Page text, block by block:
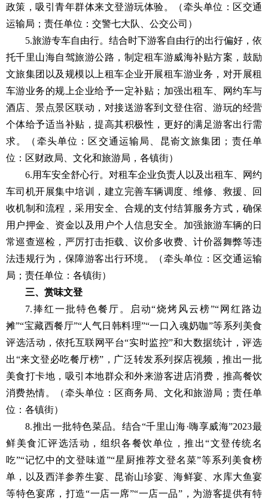
政策，吸引青年群体来文登游玩体验。（牵头单位：区交通
运输局；责任单位：交警七大队、公交公司）
5.旅游专车自由行。结合时下游客自由行的出行偏好，依
托千里山海自驾旅游公路，制定租车游威海补贴方案，鼓励
文旅集团以及规模以上租车企业开展租车游业务，对开展租
车游业务的规上企业给予一定补贴；加强出租车、网约车与
酒店、景点景区联动，对接送游客到文登住宿、游玩的经营
个体给予适当补贴，提高其积极性，更好的满足游客出行需
求。（牵头单位：区交通运输局、昆嵛文旅集团；责任单
位：区财政局、文化和旅游局，各镇街）
6.用车安全舒心行。对租车企业负责人以及出租车、网约
车司机开展集中培训，建立完善车辆调度、维修、救援、回
收机制和流程，采用安全、合规的支付结算服务方式，确保
用户押金、资金以及用户个人信息安全。加强旅游车辆的日
常巡查巡检，严厉打击拒载、议价多收费、计价器舞弊等违
法违规行为，保障游客出行环境。（牵头单位：区交通运输
局；责任单位：各镇街）
三、赏味文登
7.捧红一批特色餐厅。启动“烧烤风云榜”“网红路边
摊”“宝藏西餐厅”“人气日韩料理”“一口入魂奶咖”等系列美食
评选活动，依托互联网平台“实时监控”和大数据统计，评选
出“来文登必吃餐厅榜”，广泛转发系列探店视频，推出一批
美食打卡地，吸引本地群众和外来游客进店消费，推高餐饮
消费热情。（牵头单位：区商务局、文化和旅游局；责任单
位：各镇街）
8.推出一批特色菜品。结合“千里山海·嗨享威海”2023最
鲜美食汇评选活动，组织各餐饮单位，推出“文登传统名
吃”“记忆中的文登味道”“星厨推荐文登名菜”等系列美食榜
单，以及西洋参养生宴、昆嵛山珍宴、海鲜宴、水库大鱼宴
等特色宴席，打造“一店一席”“一店一品”，为游客提供有特